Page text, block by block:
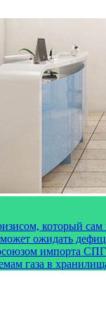
который
ожидать
импорта СПГ
газа в